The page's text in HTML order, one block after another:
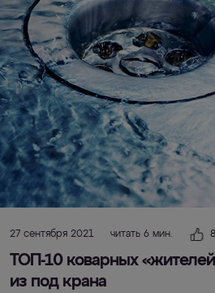
27 сентября 2021 читать 6 мин.
ТОП-10 коварных
из под крана